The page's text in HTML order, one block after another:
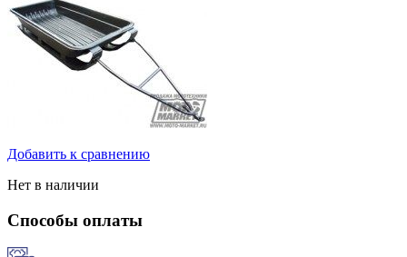
Добавить к сравнению
Нет в наличии
Способы оплаты